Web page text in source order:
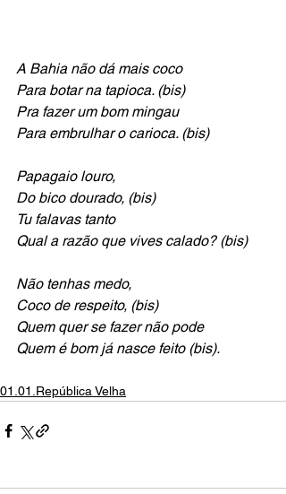
A Bahia não dá mais coco
Para botar na tapioca. (bis)
Pra fazer um bom mingau
Para embrulhar o carioca. (bis)
Papagaio louro,
Do bico dourado, (bis)
Tu falavas tanto
Qual a razão que vives calado? (bis)
Não tenhas medo,
Coco de respeito, (bis)
Quem quer se fazer não pode
Quem é bom já nasce feito (bis).
01.01.República Velha